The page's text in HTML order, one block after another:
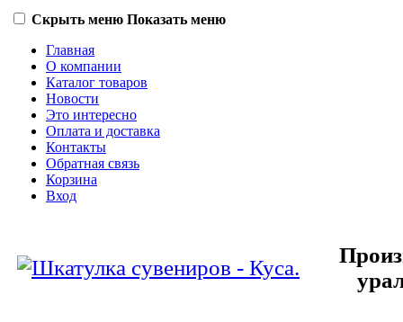
Скрыть меню Показать меню
Главная
О компании
Каталог товаров
Новости
Это интересно
Оплата и доставка
Контакты
Обратная связь
Корзина
Вход